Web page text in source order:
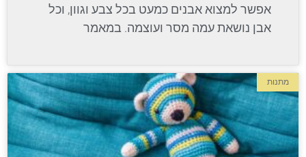
אפשר למצוא אבנים כמעט בכל צבע וגוון, וכל
אבן נושאת עמה מסר ועוצמה. במאמר
מתנות